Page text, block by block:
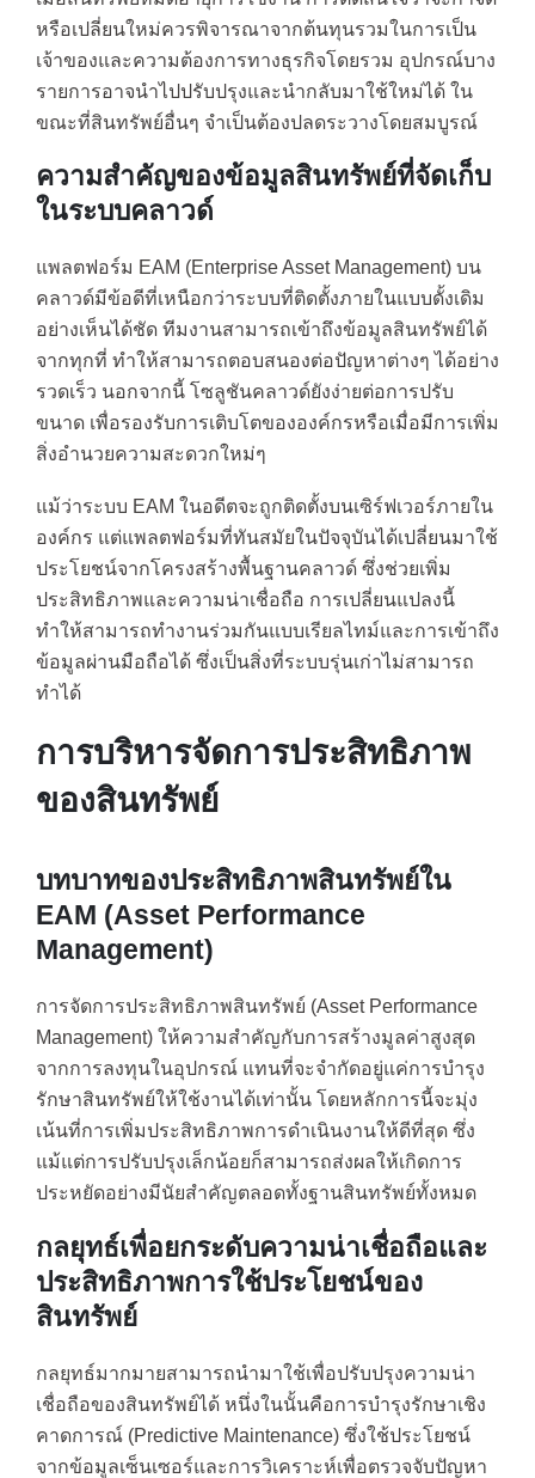
หรือเปลี่ยนใหม่ควรพิจารณาจากต้นทุนรวมในการเป็น
เจ้าของและความต้องการทางธุรกิจโดยรวม อุปกรณ์บาง
รายการอาจนำไปปรับปรุงและนำกลับมาใช้ใหม่ได้ ใน
ขณะที่สินทรัพย์อื่นๆ จำเป็นต้องปลดระวางโดยสมบูรณ์
ความสำคัญของข้อมูลสินทรัพย์ที่จัดเก็บ
ในระบบคลาวด์
แพลตฟอร์ม EAM (Enterprise Asset Management) บน
คลาวด์มีข้อดีที่เหนือกว่าระบบที่ติดตั้งภายในแบบดั้งเดิม
อย่างเห็นได้ชัด ทีมงานสามารถเข้าถึงข้อมูลสินทรัพย์ได้
จากทุกที่ ทำให้สามารถตอบสนองต่อปัญหาต่างๆ ได้อย่าง
รวดเร็ว นอกจากนี้ โซลูชันคลาวด์ยังง่ายต่อการปรับ
ขนาด เพื่อรองรับการเติบโตขององค์กรหรือเมื่อมีการเพิ่ม
สิ่งอำนวยความสะดวกใหม่ๆ
แม้ว่าระบบ EAM ในอดีตจะถูกติดตั้งบนเซิร์ฟเวอร์ภายใน
องค์กร แต่แพลตฟอร์มที่ทันสมัยในปัจจุบันได้เปลี่ยนมาใช้
ประโยชน์จากโครงสร้างพื้นฐานคลาวด์ ซึ่งช่วยเพิ่ม
ประสิทธิภาพและความน่าเชื่อถือ การเปลี่ยนแปลงนี้
ทำให้สามารถทำงานร่วมกันแบบเรียลไทม์และการเข้าถึง
ข้อมูลผ่านมือถือได้ ซึ่งเป็นสิ่งที่ระบบรุ่นเก่าไม่สามารถ
ทำได้
การบริหารจัดการประสิทธิภาพ
ของสินทรัพย์
บทบาทของประสิทธิภาพสินทรัพย์ใน
EAM (Asset Performance
Management)
การจัดการประสิทธิภาพสินทรัพย์ (Asset Performance
Management) ให้ความสำคัญกับการสร้างมูลค่าสูงสุด
จากการลงทุนในอุปกรณ์ แทนที่จะจำกัดอยู่แค่การบำรุง
รักษาสินทรัพย์ให้ใช้งานได้เท่านั้น โดยหลักการนี้จะมุ่ง
เน้นที่การเพิ่มประสิทธิภาพการดำเนินงานให้ดีที่สุด ซึ่ง
แม้แต่การปรับปรุงเล็กน้อยก็สามารถส่งผลให้เกิดการ
ประหยัดอย่างมีนัยสำคัญตลอดทั้งฐานสินทรัพย์ทั้งหมด
กลยุทธ์เพื่อยกระดับความน่าเชื่อถือและ
ประสิทธิภาพการใช้ประโยชน์ของ
สินทรัพย์
กลยุทธ์มากมายสามารถนำมาใช้เพื่อปรับปรุงความน่า
เชื่อถือของสินทรัพย์ได้ หนึ่งในนั้นคือการบำรุงรักษาเชิง
คาดการณ์ (Predictive Maintenance) ซึ่งใช้ประโยชน์
จากข้อมูลเซ็นเซอร์และการวิเคราะห์เพื่อตรวจจับปัญหา